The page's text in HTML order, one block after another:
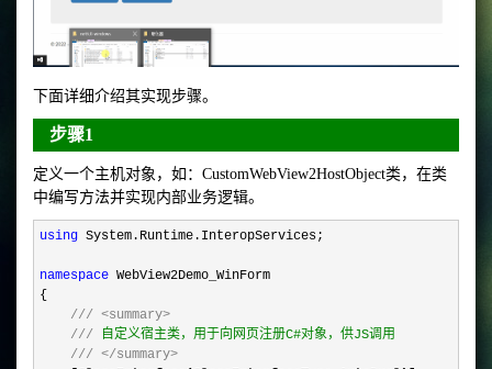
下面详细介绍其实现步骤。
步骤1
定义一个主机对象，如：CustomWebView2HostObject类，在类
中编写方法并实现内部业务逻辑。
using System.Runtime.InteropServices;
namespace WebView2Demo_WinForm
{
/// <summary>
/// 自定义宿主类，用于向网页注册C#对象，供JS调用
/// </summary>